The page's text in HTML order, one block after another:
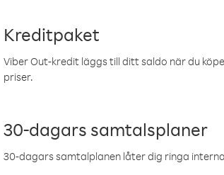
Kreditpaket
Viber Out-kredit läggs till ditt saldo när du
priser.
30-dagars samtalsplaner
30-dagars samtalplanen låter dig ringa